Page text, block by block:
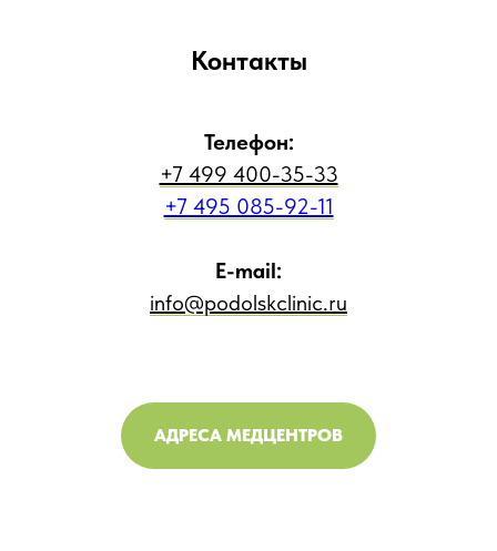
Контакты
Телефон:
+7 499 400-35-33
+7 495 085-92-11
E-mail:
info@podolskclinic.ru
АДРЕСА МЕДЦЕНТРОВ